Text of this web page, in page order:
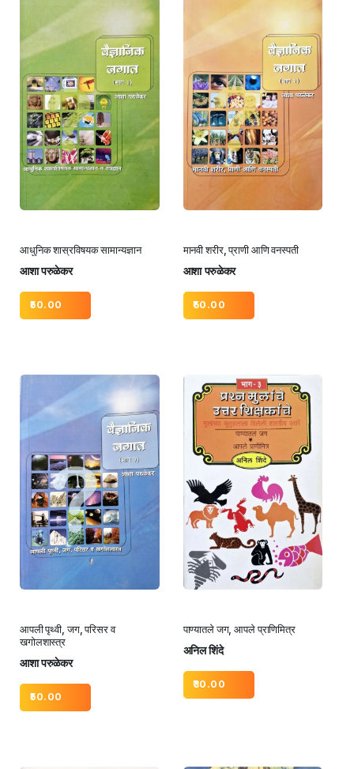
आधुनिक शास्रविषयक सामान्यज्ञान
आशा परुळेकर
50.00
मानवी शरीर, प्राणी आणि वनस्पती
आशा परुळेकर
50.00
आपली पृथ्वी, जग, परिसर व
खगोलशास्त्र
आशा परुळेकर
50.00
पाण्यातले जग, आपले प्राणिमित्र
अनिल शिंदे
30.00